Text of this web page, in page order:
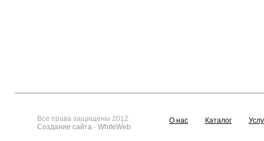
Все права защищены 2012
Создание сайта - WhiteWeb
О нас Каталог